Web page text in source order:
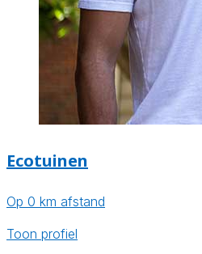
Ecotuinen
Op 0 km afstand
Toon profiel